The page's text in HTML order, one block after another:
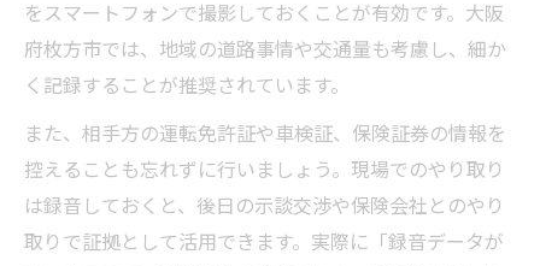
をスマートフォンで撮影しておくことが有効です。大阪
府枚方市では、地域の道路事情や交通量も考慮し、細か
く記録することが推奨されています。
また、相手方の運転免許証や車検証、保険証券の情報を
控えることも忘れずに行いましょう。現場でのやり取り
は録音しておくと、後日の示談交渉や保険会社とのやり
取りで証拠として活用できます。実際に「録音データが